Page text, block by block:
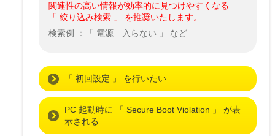
関連性の高い情報が効率的に見つけやすくなる
「 絞り込み検索 」 を推奨いたします。
検索例 ：「 電源　入らない 」 など
「 初回設定 」 を行いたい
PC 起動時に 「 Secure Boot Violation 」 が表
示される